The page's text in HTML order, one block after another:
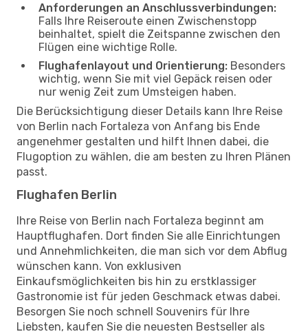
Anforderungen an Anschlussverbindungen:
Falls Ihre Reiseroute einen Zwischenstopp
beinhaltet, spielt die Zeitspanne zwischen den
Flügen eine wichtige Rolle.
Flughafenlayout und Orientierung: Besonders
wichtig, wenn Sie mit viel Gepäck reisen oder
nur wenig Zeit zum Umsteigen haben.
Die Berücksichtigung dieser Details kann Ihre Reise
von Berlin nach Fortaleza von Anfang bis Ende
angenehmer gestalten und hilft Ihnen dabei, die
Flugoption zu wählen, die am besten zu Ihren Plänen
passt.
Flughafen Berlin
Ihre Reise von Berlin nach Fortaleza beginnt am
Hauptflughafen. Dort finden Sie alle Einrichtungen
und Annehmlichkeiten, die man sich vor dem Abflug
wünschen kann. Von exklusiven
Einkaufsmöglichkeiten bis hin zu erstklassiger
Gastronomie ist für jeden Geschmack etwas dabei.
Besorgen Sie noch schnell Souvenirs für Ihre
Liebsten, kaufen Sie die neuesten Bestseller als